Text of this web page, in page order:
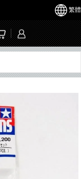
繁體